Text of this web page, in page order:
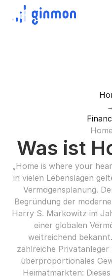
Was ist
„Home is where your
in vielen Lebenslagen
Vermögensplanung.
Begründung der
Harry S. Markowitz im
einer globalen
weitreichend
zahlreiche
überproportionales
Heimatmärkten: